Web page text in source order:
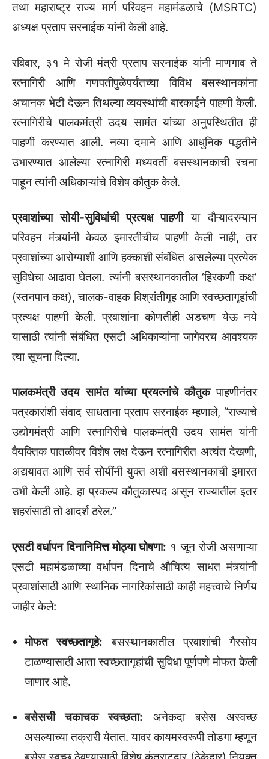
तथा महाराष्ट्र राज्य मार्ग परिवहन महामंडळाचे (MSRTC)
अध्यक्ष प्रताप सरनाईक यांनी केली आहे.
रविवार, ३१ मे रोजी मंत्री प्रताप सरनाईक यांनी माणगाव ते
रत्नागिरी आणि गणपतीपुळेपर्यंतच्या विविध बसस्थानकांना
अचानक भेटी देऊन तिथल्या व्यवस्थांची बारकाईने पाहणी केली.
रत्नागिरीचे पालकमंत्री उदय सामंत यांच्या अनुपस्थितीत ही
पाहणी करण्यात आली. नव्या दमाने आणि आधुनिक पद्धतीने
उभारण्यात आलेल्या रत्नागिरी मध्यवर्ती बसस्थानकाची रचना
पाहून त्यांनी अधिकाऱ्यांचे विशेष कौतुक केले.
प्रवाशांच्या सोयी-सुविधांची प्रत्यक्ष पाहणीया दौऱ्यादरम्यान
परिवहन मंत्र्यांनी केवळ इमारतीचीच पाहणी केली नाही, तर
प्रवाशांच्या आरोग्याशी आणि हक्काशी संबंधित असलेल्या प्रत्येक
सुविधेचा आढावा घेतला. त्यांनी बसस्थानकातील ‘हिरकणी कक्ष’
(स्तनपान कक्ष), चालक-वाहक विश्रांतीगृह आणि स्वच्छतागृहांची
प्रत्यक्ष पाहणी केली. प्रवाशांना कोणतीही अडचण येऊ नये
यासाठी त्यांनी संबंधित एसटी अधिकाऱ्यांना जागेवरच आवश्यक
त्या सूचना दिल्या.
पालकमंत्री उदय सामंत यांच्या प्रयत्नांचे कौतुकपाहणीनंतर
पत्रकारांशी संवाद साधताना प्रताप सरनाईक म्हणाले, “राज्याचे
उद्योगमंत्री आणि रत्नागिरीचे पालकमंत्री उदय सामंत यांनी
वैयक्तिक पातळीवर विशेष लक्ष देऊन रत्नागिरीत अत्यंत देखणी,
अद्ययावत आणि सर्व सोयींनी युक्त अशी बसस्थानकाची इमारत
उभी केली आहे. हा प्रकल्प कौतुकास्पद असून राज्यातील इतर
शहरांसाठी तो आदर्श ठरेल.”
एसटी वर्धापन दिनानिमित्त मोठ्या घोषणा: १ जून रोजी असणाऱ्या
एसटी महामंडळाच्या वर्धापन दिनाचे औचित्य साधत मंत्र्यांनी
प्रवाशांसाठी आणि स्थानिक नागरिकांसाठी काही महत्त्वाचे निर्णय
जाहीर केले:
मोफत स्वच्छतागृहे: बसस्थानकातील प्रवाशांची गैरसोय
टाळण्यासाठी आता स्वच्छतागृहांची सुविधा पूर्णपणे मोफत केली
जाणार आहे.
बसेसची चकाचक स्वच्छता: अनेकदा बसेस अस्वच्छ
असल्याच्या तक्रारी येतात. यावर कायमस्वरूपी तोडगा म्हणून